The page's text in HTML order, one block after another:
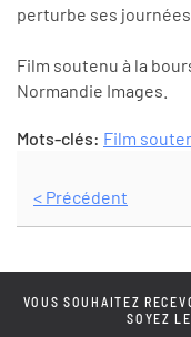
perturbe ses journées.
Film soutenu à la
Normandie Images.
Mots-clés: Film
< Précédent
VOUS SOUHAITEZ
SOYEZ